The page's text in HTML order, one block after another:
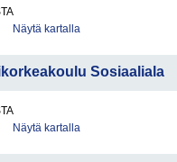
Näytä kartalla
Sosiaaliala
Näytä kartalla